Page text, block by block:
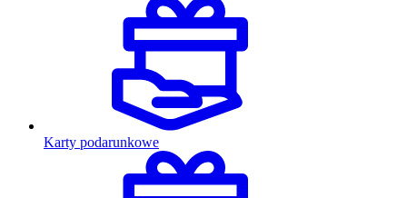
Karty podarunkowe